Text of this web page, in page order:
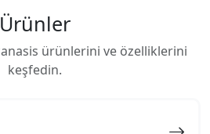
Ürünler
ürünlerini ve özelliklerini
keşfedin.